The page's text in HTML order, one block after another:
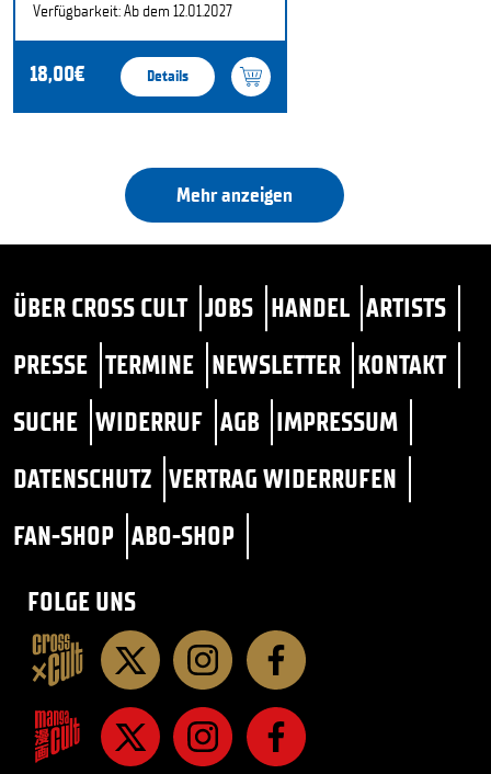
Verfügbarkeit: Ab dem 12.01.2027
18,00€ Details
Mehr anzeigen
ÜBER CROSS CULT JOBS HANDEL ARTISTS
PRESSE TERMINE NEWSLETTER KONTAKT
SUCHE WIDERRUF AGB IMPRESSUM
DATENSCHUTZ VERTRAG WIDERRUFEN
FAN-SHOP ABO-SHOP
FOLGE UNS